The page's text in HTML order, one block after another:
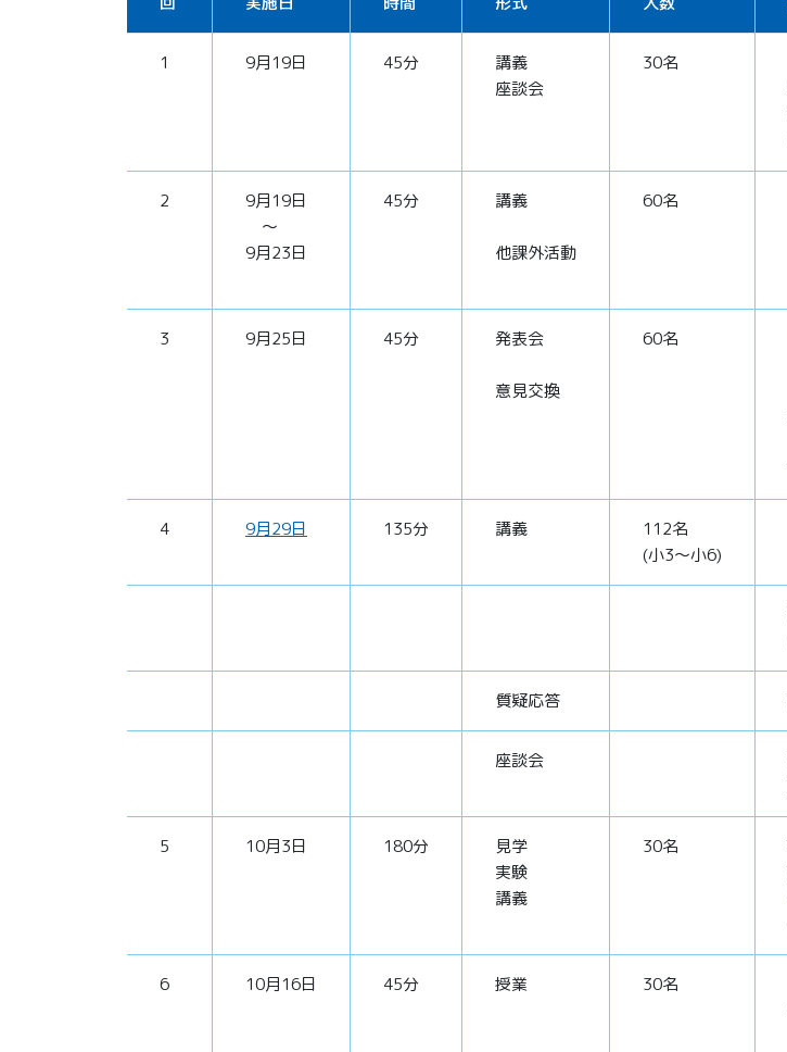
1 9月19日 45分
講義
座談会
30名
2
9月19日
～
9月23日
45分 講義
他課外活動
60名
3 9月25日 45分 発表会
意見交換
60名
4 9月29日 135分 講義
112名
(小3～小6)
質疑応答
座談会
5 10月3日 180分
見学
実験
講義
30名
6 10月16日 45分 授業 30名